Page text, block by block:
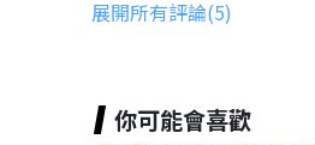
邱呈瑞
展開所有評論(5)
你可能會喜歡